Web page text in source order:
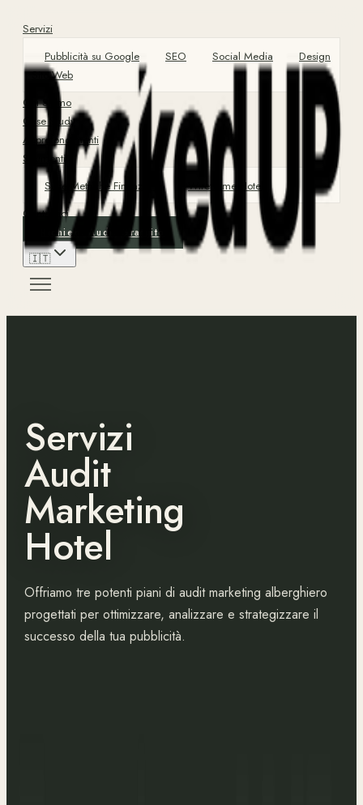
Servizi
Pubblicità su Google
SEO Social Media
Design
Sito Web
Chi Siamo
Case Study
Approfondimenti
Strumenti
Suite Metriche Finanziarie
Wireframe Hotel
Contattaci
Richiedi Audit Gratuito
🇮🇹
Servizi
Audit
Marketing
Hotel
Offriamo tre potenti piani di audit marketing alberghiero
progettati per ottimizzare, analizzare e strategizzare il
successo della tua pubblicità.